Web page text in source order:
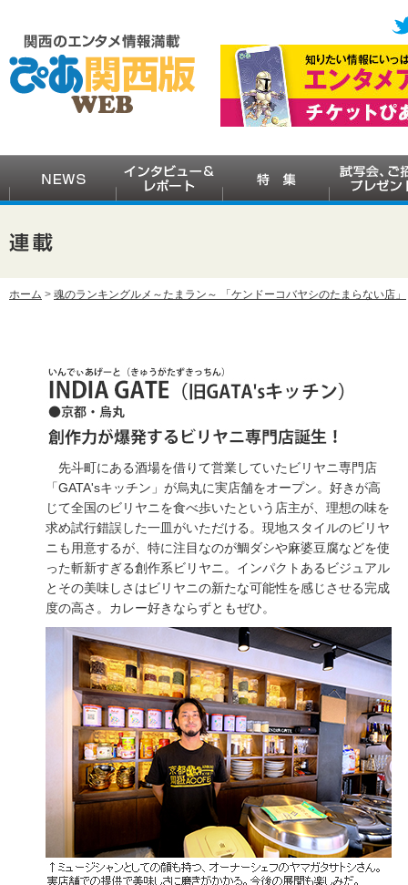
ホーム > 魂のランキングルメ～たまラン～ 「ケンドーコバヤシのたまらない店」
先斗町にある酒場を借りて営業していたビリヤニ専門店
「GATA'sキッチン」が烏丸に実店舗をオープン。好きが高
じて全国のビリヤニを食べ歩いたという店主が、理想の味を
求め試行錯誤した一皿がいただける。現地スタイルのビリヤ
ニも用意するが、特に注目なのが鯛ダシや麻婆豆腐などを使
った斬新すぎる創作系ビリヤニ。インパクトあるビジュアル
とその美味しさはビリヤニの新たな可能性を感じさせる完成
度の高さ。カレー好きならずともぜひ。